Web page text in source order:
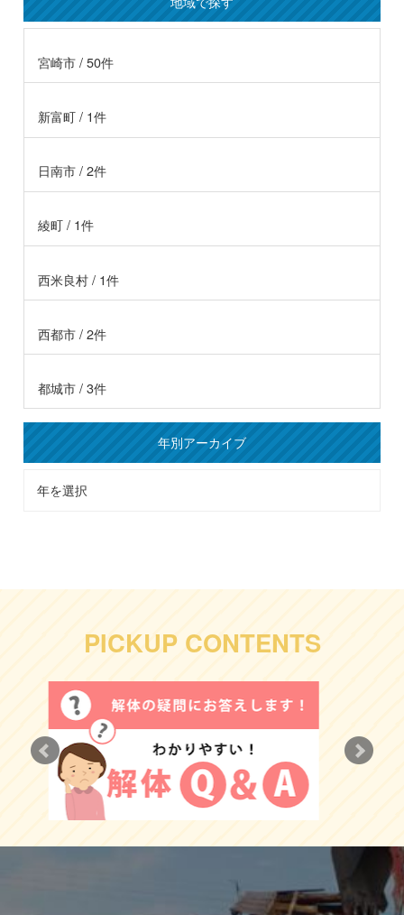
宮崎市 / 50件
新富町 / 1件
日南市 / 2件
綾町 / 1件
西米良村 / 1件
西都市 / 2件
都城市 / 3件
年別アーカイブ
PICKUP CONTENTS